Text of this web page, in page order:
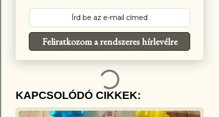
Feliratkozom a rendszeres hírlevélre
KAPCSOLÓDÓ CIKKEK: